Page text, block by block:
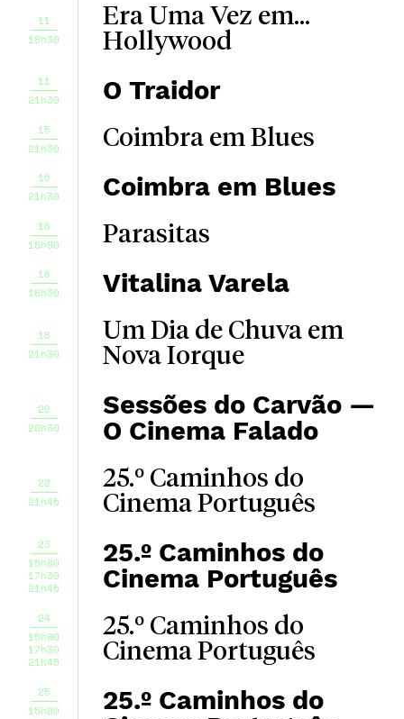
11
18h30
Era Uma Vez em...
Hollywood
11
21h30
O Traidor
15
21h30
Coimbra em Blues
16
21h30
Coimbra em Blues
18
15h00
Parasitas
18
18h30
Vitalina Varela
18
21h30
Um Dia de Chuva em
Nova Iorque
20
20h30
Sessões do Carvão —
O Cinema Falado
22
21h45
25.º Caminhos do
Cinema Português
23
15h00
17h30
21h45
25.º Caminhos do
Cinema Português
24
15h00
17h30
21h45
25.º Caminhos do
Cinema Português
25
15h00
25.º Caminhos do